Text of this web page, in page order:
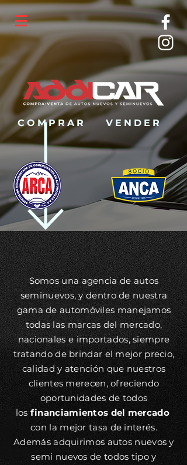
COMPRAR VENDER
Somos una agencia de autos
seminuevos, y dentro de nuestra
gama de automóviles manejamos
todas las marcas del mercado,
nacionales e importados, siempre
tratando de brindar el mejor precio,
calidad y atención que nuestros
clientes merecen, ofreciendo
oportunidades de todos
losfinanciamientos del mercado
con la mejor tasa de interés.
Además adquirimos autos nuevos y
semi nuevos de todos tipo y